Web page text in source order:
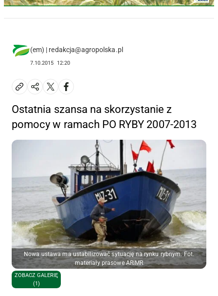
(em) | redakcja@agropolska.pl
7.10.2015 12:20
Ostatnia szansa na skorzystanie z
pomocy w ramach PO RYBY 2007-2013
Nowa ustawa ma ustabilizować sytuację na rynku rybnym. Fot.
materiały prasowe ARiMR
ZOBACZ GALERIĘ
(1)